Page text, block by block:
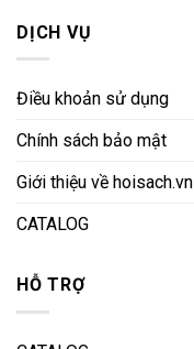
DỊCH VỤ
Điều khoản sử dụng
Chính sách bảo mật
Giới thiệu về hoisach.vn
CATALOG
HỖ TRỢ